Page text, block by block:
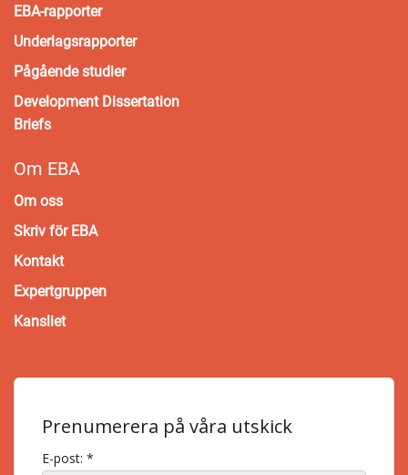
EBA-rapporter
Underlagsrapporter
Pågående studier
Development Dissertation
Briefs
Om EBA
Om oss
Skriv för EBA
Kontakt
Expertgruppen
Kansliet
Prenumerera på våra utskick
E-post: *